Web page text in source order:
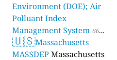
Environment (DOE); Air
Polluant Index
Management System 66
stations
🇺🇸Massachusetts
MASSDEP Massachusetts